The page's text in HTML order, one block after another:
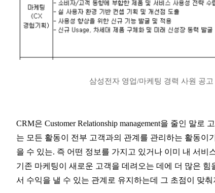
삼성전자 영업/마케팅 경력 사원 공
CRM은 Customer Relationship management을 줄인 말
는 모든 활동이 전부 고객과의 관계를 관리하는 활동이
을 수 있는. 즉 어떤 정보를 가지고 있거나 이미 내 서
기존 마케팅이 새로운 고객을 데려오는 데에 더 많은
서 수익을 낼 수 있는 관계로 유지하는데 그 초점이 맞춰